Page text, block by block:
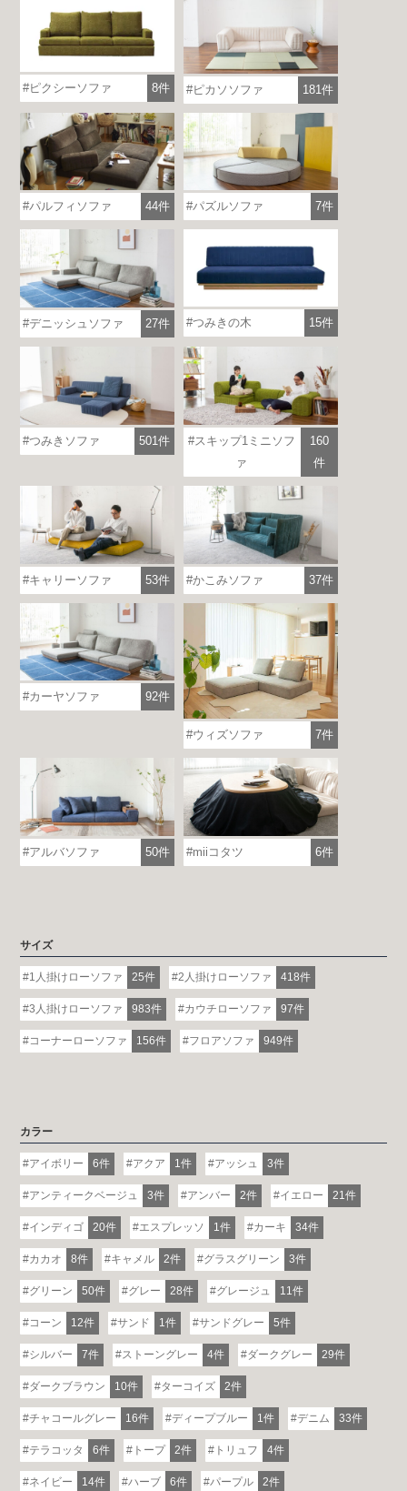
各地で出張ショールームを開催！
この機会にHAREMのソファをお試しくだ
さい。
※一部日時は予約制
詳しくはこちら
ピクシーソファ 8件 ピカソソファ 181件
パルフィソファ 44件 パズルソファ 7件
デニッシュソファ 27件 つみきの木 15件
つみきソファ 501件
スキップ1ミニソフ
ァ
160
件
キャリーソファ 53件 かこみソファ 37件
カーヤソファ 92件
ウィズソファ 7件
アルバソファ 50件 miiコタツ 6件
サイズ
1人掛けローソファ 25件 2人掛けローソファ 418件
3人掛けローソファ 983件 カウチローソファ 97件
コーナーローソファ 156件 フロアソファ 949件
カラー
アイボリー 6件 アクア 1件 アッシュ 3件
アンティークベージュ 3件 アンバー 2件 イエロー 21件
インディゴ 20件 エスプレッソ 1件 カーキ 34件
カカオ 8件 キャメル 2件 グラスグリーン 3件
グリーン 50件 グレー 28件 グレージュ 11件
コーン 12件 サンド 1件 サンドグレー 5件
シルバー 7件 ストーングレー 4件 ダークグレー 29件
ダークブラウン 10件 ターコイズ 2件
チャコールグレー 16件 ディープブルー 1件 デニム 33件
テラコッタ 6件 トープ 2件 トリュフ 4件
ネイビー 14件 ハーブ 6件 パープル 2件